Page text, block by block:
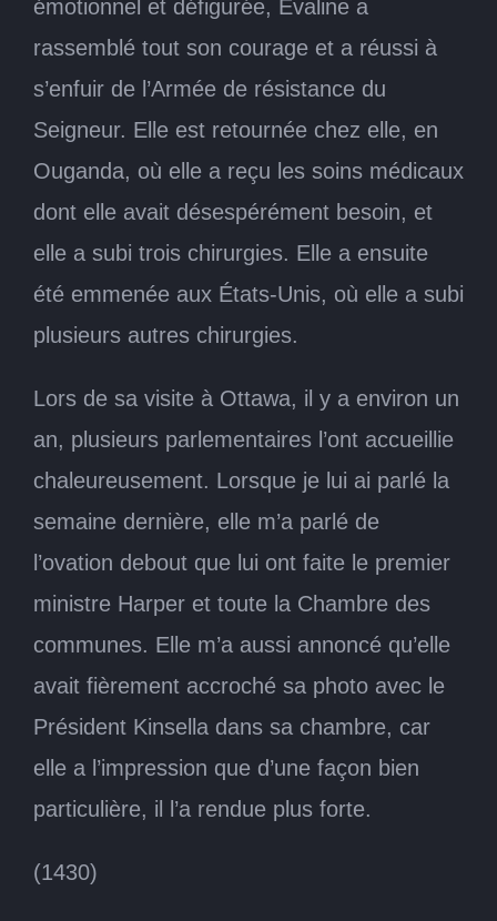
émotionnel et défigurée, Evaline a
rassemblé tout son courage et a réussi à
s’enfuir de l’Armée de résistance du
Seigneur. Elle est retournée chez elle, en
Ouganda, où elle a reçu les soins médicaux
dont elle avait désespérément besoin, et
elle a subi trois chirurgies. Elle a ensuite
été emmenée aux États-Unis, où elle a subi
plusieurs autres chirurgies.
Lors de sa visite à Ottawa, il y a environ un
an, plusieurs parlementaires l’ont accueillie
chaleureusement. Lorsque je lui ai parlé la
semaine dernière, elle m’a parlé de
l’ovation debout que lui ont faite le premier
ministre Harper et toute la Chambre des
communes. Elle m’a aussi annoncé qu’elle
avait fièrement accroché sa photo avec le
Président Kinsella dans sa chambre, car
elle a l’impression que d’une façon bien
particulière, il l’a rendue plus forte.
(1430)